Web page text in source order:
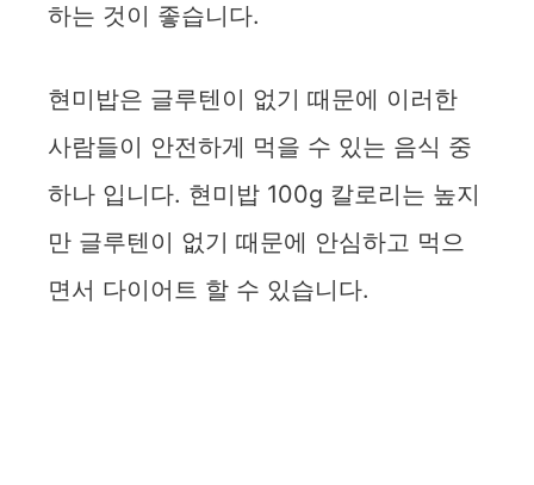
하는 것이 좋습니다.
현미밥은 글루텐이 없기 때문에 이러한
사람들이 안전하게 먹을 수 있는 음식 중
하나 입니다. 현미밥 100g 칼로리는 높지
만 글루텐이 없기 때문에 안심하고 먹으
면서 다이어트 할 수 있습니다.